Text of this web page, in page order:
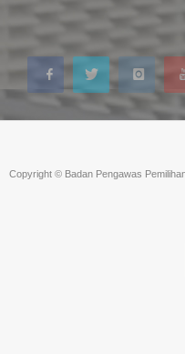
Copyright © Badan Pengawas